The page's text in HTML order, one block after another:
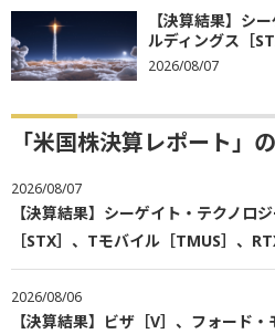
【決算結果】シ
ルディングス［
2026/08/07
「米国株決算レポート」
2026/08/07
【決算結果】シーゲイト・テクノロ
［STX］、Tモバイル［TMUS］、
2026/08/06
【決算結果】ビザ［V］、フォード